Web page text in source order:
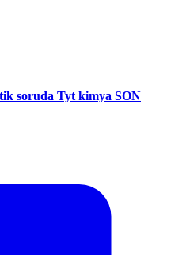
soruda Tyt kimya SON